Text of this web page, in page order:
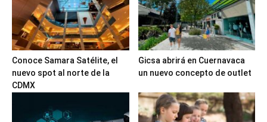
Conoce Samara Satélite, el
nuevo spot al norte de la
CDMX
Gicsa abrirá en Cuernavaca
un nuevo concepto de outlet